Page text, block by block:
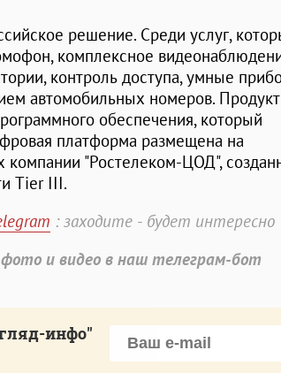
решение. Среди услуг,
комплексное
контроль доступа, умные
автомобильных номеров. Продукт
обеспечения, который
платформа размещена на
компании "Ростелеком-ЦОД",
Tier III.
: заходите - будет интересно
и видео в наш телеграм-бот
инфо"